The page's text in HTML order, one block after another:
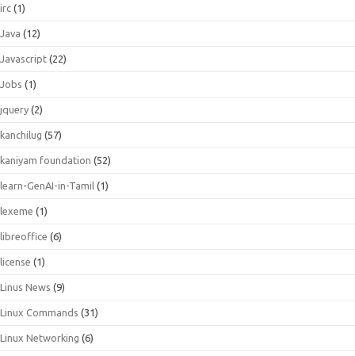
irc (1)
Java (12)
Javascript (22)
Jobs (1)
jquery (2)
kanchilug (57)
kaniyam foundation (52)
learn-GenAI-in-Tamil (1)
lexeme (1)
libreoffice (6)
license (1)
Linus News (9)
Linux Commands (31)
Linux Networking (6)